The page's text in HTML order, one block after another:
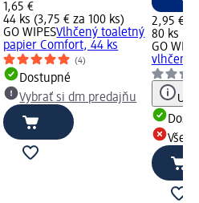
1,65 €
44 ks (3,75 € za 100 ks)
GO WIPESVlhčený toaletný
papier Comfort, 44 ks
(4)
Dostupné
Vybrať si dm predajňu
2,95 €
80 ks
GO
vlhčené